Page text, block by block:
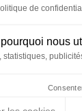
de
nous
statistiques,
2026